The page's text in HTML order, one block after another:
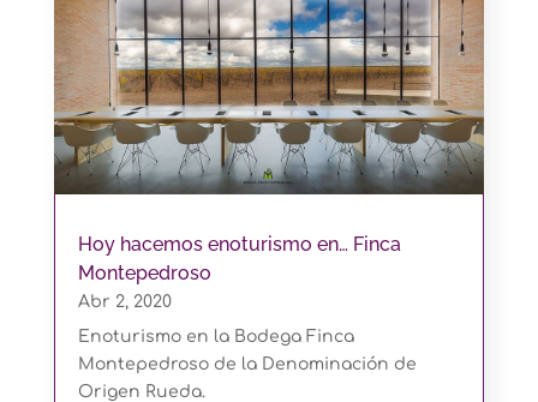
Hoy hacemos enoturismo en… Finca
Montepedroso
Abr 2, 2020
Enoturismo en la Bodega Finca
Montepedroso de la Denominación de
Origen Rueda.